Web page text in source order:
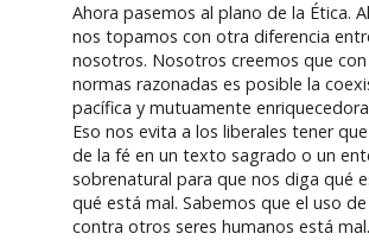
Ahora pasemos al plano de la Ética.
nos topamos con otra diferencia
nosotros. Nosotros creemos que con
normas razonadas es posible la
pacífica y mutuamente
Eso nos evita a los liberales tener
de la fé en un texto sagrado o un
sobrenatural para que nos diga qué
qué está mal. Sabemos que el uso
contra otros seres humanos está